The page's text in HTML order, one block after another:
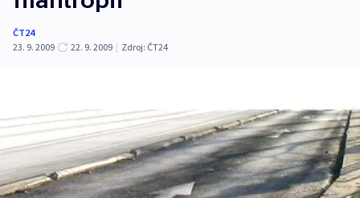
ČT24
23. 9. 2009
22. 9. 2009 | Zdroj: ČT24